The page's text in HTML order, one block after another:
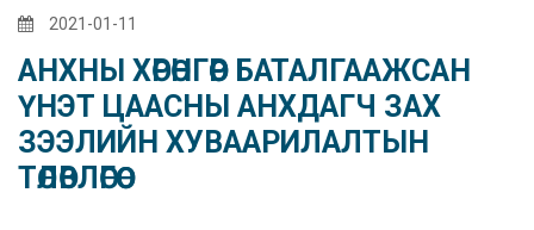
2021-01-11
АНХНЫ ХӨРӨНГӨӨР БАТАЛГААЖСАН
ҮНЭТ ЦААСНЫ АНХДАГЧ ЗАХ
ЗЭЭЛИЙН ХУВААРИЛАЛТЫН
ТӨЛӨВЛӨГӨӨ